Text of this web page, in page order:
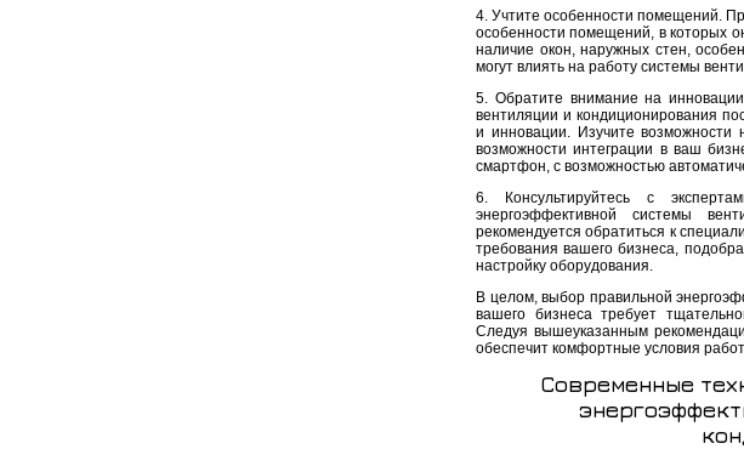
4. Учтите особенности помещений.
особенности помещений, в которых
наличие окон, наружных стен,
могут влиять на работу системы
5. Обратите внимание на
вентиляции и кондиционирования
и инновации. Изучите возможности
возможности интеграции в ваш
смартфон, с возможностью
6. Консультируйтесь с
энергоэффективной системы
рекомендуется обратиться к
требования вашего бизнеса,
настройку оборудования.
В целом, выбор правильной
вашего бизнеса требует
Следуя вышеуказанным
обеспечит комфортные условия
Современные